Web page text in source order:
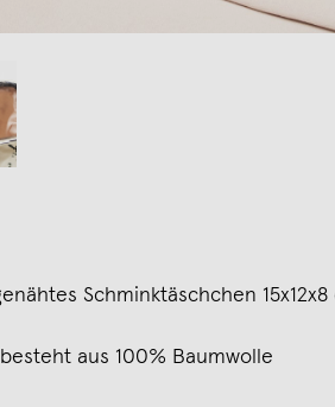
Schminktäschchen 15x12x8
aus 100% Baumwolle